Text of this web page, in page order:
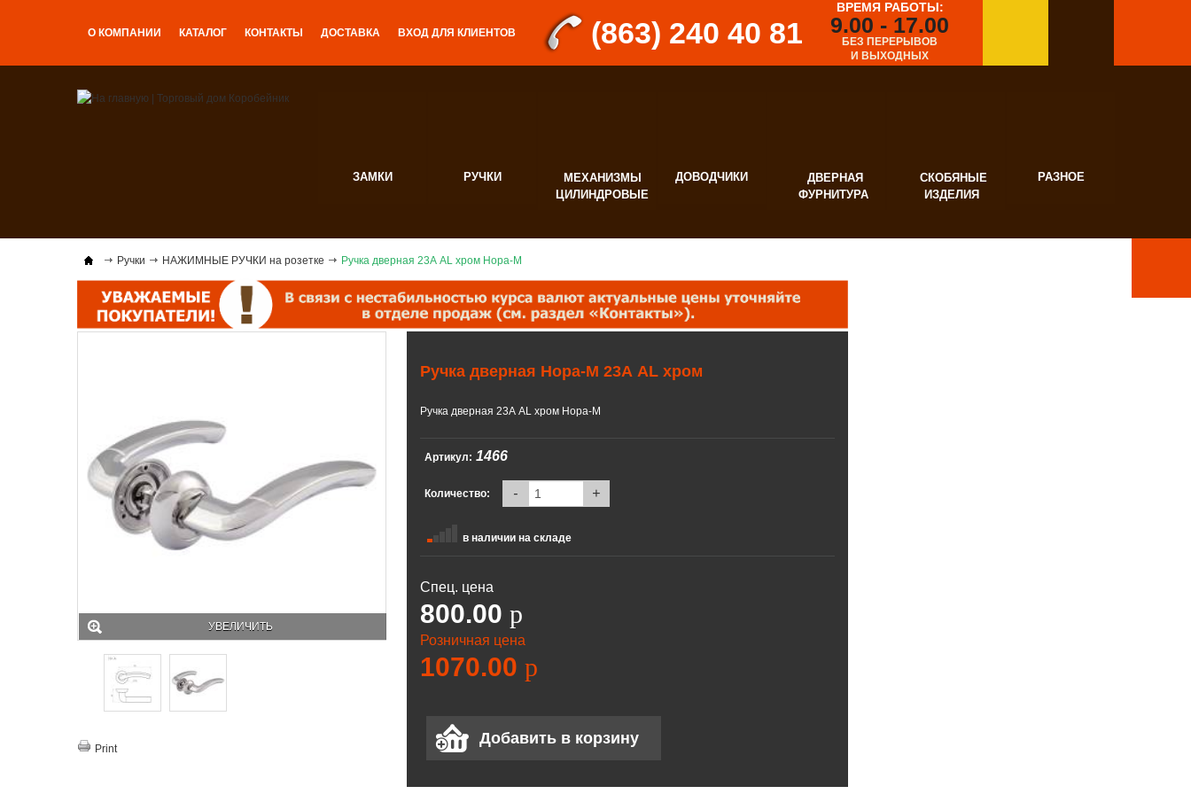
О КОМПАНИИ КАТАЛОГ КОНТАКТЫ ДОСТАВКА ВХОД ДЛЯ КЛИЕНТОВ
ЗАМКИ РУЧКИ
МЕХАНИЗМЫ
ЦИЛИНДРОВЫЕ
ДОВОДЧИКИ
ДВЕРНАЯ
ФУРНИТУРА
СКОБЯНЫЕ
ИЗДЕЛИЯ
РАЗНОЕ
(863) 240 40 81
ВРЕМЯ РАБОТЫ:
9.00 - 17.00
БЕЗ ПЕРЕРЫВОВ
И ВЫХОДНЫХ
Ручки НАЖИМНЫЕ РУЧКИ на розетке Ручка дверная 23А AL хром Нора-М
УВЕЛИЧИТЬ
Print
Ручка дверная Нора-М 23А AL хром
Ручка дверная 23А AL хром Нора-М
Артикул: 1466
Количество: - +
в наличии на складе
Спец. цена
800.00 p
Розничная цена
1070.00 p